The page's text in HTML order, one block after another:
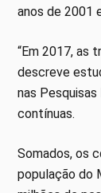
anos de 2001
“Em 2017, as
descreve
nas
contínuas.
Somados, os
população do